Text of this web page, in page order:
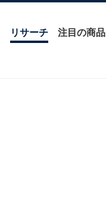
リサーチ 注目の商品